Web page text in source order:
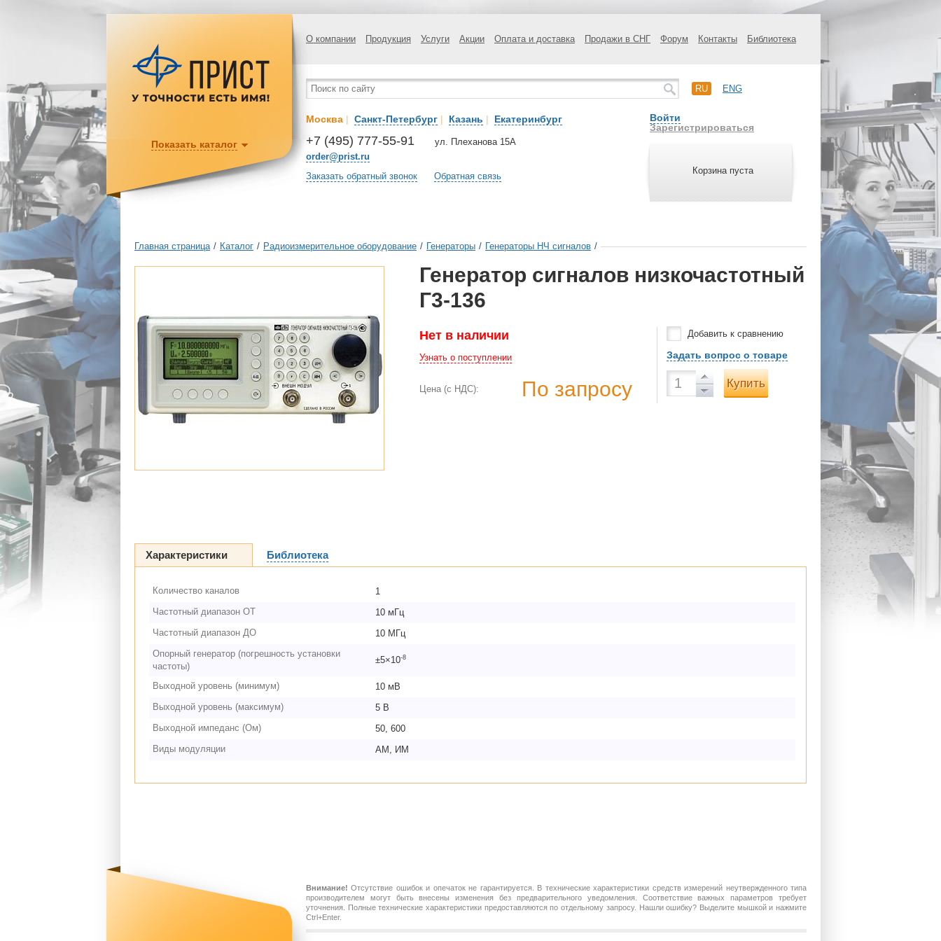
О компании Продукция Услуги Акции Оплата и доставка Продажи в СНГ Форум Контакты Библиотека
RU ENG
Москва | Санкт-Петербург | Казань | Екатеринбург
+7 (495) 777-55-91
order@prist.ru
ул. Плеханова 15А
Заказать обратный звонок Обратная связь
Войти
Зарегистрироваться
Корзина пуста
Показать каталог
Главная страница / Каталог / Радиоизмерительное оборудование / Генераторы / Генераторы НЧ сигналов /
Генератор сигналов низкочастотный
Г3-136
Нет в наличии
Узнать о поступлении
Цена (с НДС): По запросу
Добавить к сравнению
Задать вопрос о товаре
Купить
Характеристики Библиотека
Количество каналов
1
Частотный диапазон ОТ
10 мГц
Частотный диапазон ДО
10 МГц
Опорный генератор (погрешность установки
частоты)
±5×10-8
Выходной уровень (минимум)
10 мВ
Выходной уровень (максимум)
5 В
Выходной импеданс (Ом)
50, 600
Виды модуляции
АМ, ИМ
Внимание! Отсутствие ошибок и опечаток не гарантируется. В технические характеристики средств измерений неутвержденного типа
производителем могут быть внесены изменения без предварительного уведомления. Соответствие важных параметров требует
уточнения. Полные технические характеристики предоставляются по отдельному запросу. Нашли ошибку? Выделите мышкой и нажмите
Ctrl+Enter.